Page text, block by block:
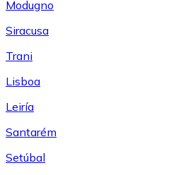
Modugno
Siracusa
Trani
Lisboa
Leiría
Santarém
Setúbal